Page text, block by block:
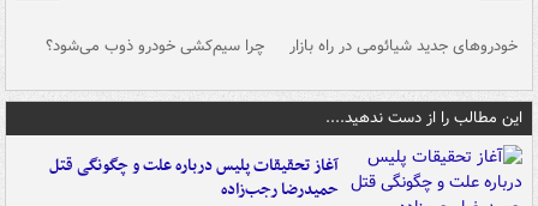
خودروهای جدید شیائومی در راه بازار چرا سیم‌کشی خودرو ذوب می‌شود؟
این مطالب را از دست ندهید....
آغاز تحقیقات پلیس درباره علت و چگونگی قتل
حمیدرضا رجب‌زاده